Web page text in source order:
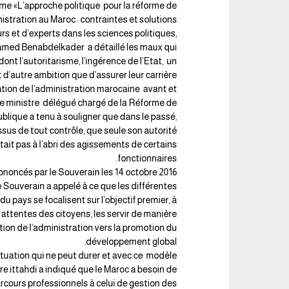
«L’approche politique pour la réforme de
au Maroc : contraintes et solutions».
et d’experts dans les sciences politiques,
Benabdelkader a détaillé les maux qui
l’autoritarisme, l’ingérence de l’Etat, un
ambition que d’assurer leur carrière.
de l’administration marocaine avant et
ministre délégué chargé de la Réforme de
a tenu à souligner que dans le passé,
de tout contrôle, que seule son autorité
pas à l’abri des agissements de certains
fonctionnaires.
par le Souverain les 14 octobre 2016
Souverain a appelé à ce que les différentes
pays se focalisent sur l’objectif premier, à
des citoyens, les servir de manière
de l’administration vers la promotion du
développement global.
qui ne peut durer et avec ce modèle
ittahdi a indiqué que le Maroc a besoin de
professionnels à celui de gestion des